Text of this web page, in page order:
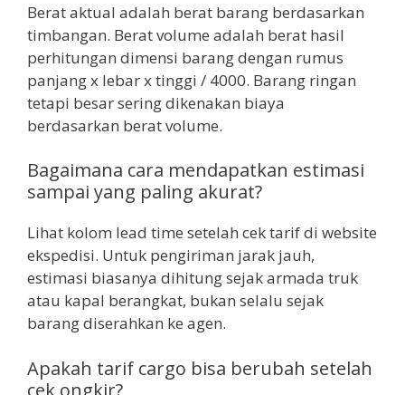
Berat aktual adalah berat barang berdasarkan
timbangan. Berat volume adalah berat hasil
perhitungan dimensi barang dengan rumus
panjang x lebar x tinggi / 4000. Barang ringan
tetapi besar sering dikenakan biaya
berdasarkan berat volume.
Bagaimana cara mendapatkan estimasi
sampai yang paling akurat?
Lihat kolom lead time setelah cek tarif di website
ekspedisi. Untuk pengiriman jarak jauh,
estimasi biasanya dihitung sejak armada truk
atau kapal berangkat, bukan selalu sejak
barang diserahkan ke agen.
Apakah tarif cargo bisa berubah setelah
cek ongkir?